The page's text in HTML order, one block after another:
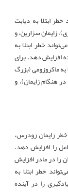
ابتلا به دیابت
زایمان سزارین، و
خطر ابتلا به
آینده افزایش دهد. برای
به ماکروزومی (بزرگ
هنگام زایمان)، و
زایمان زودرس،
را افزایش دهد.
را در مادر افزایش
خطر ابتلا به
را در آینده